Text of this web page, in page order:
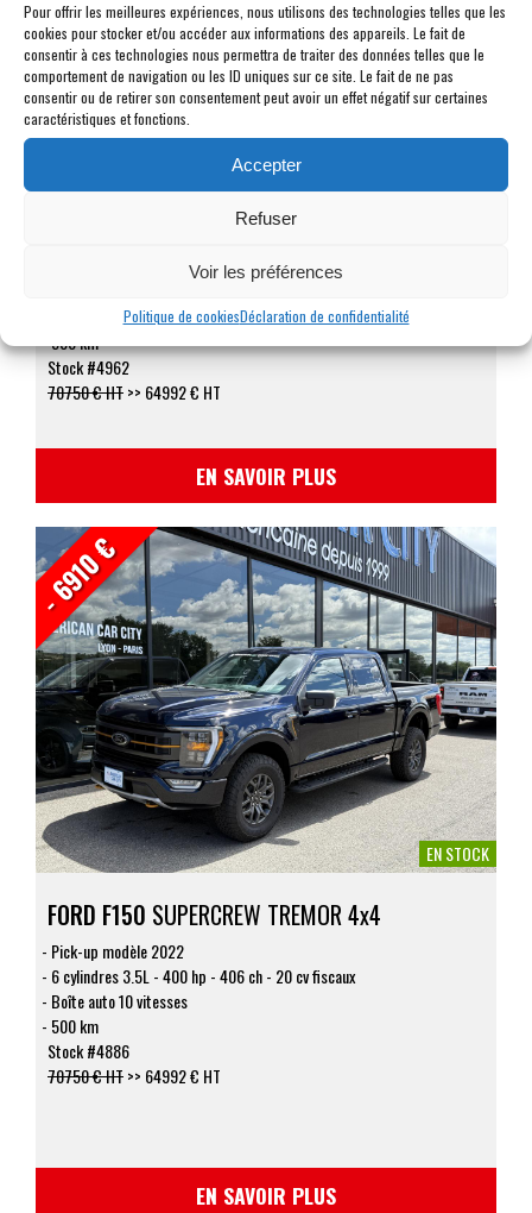
Pour offrir les meilleures expériences, nous utilisons des technologies telles que les
cookies pour stocker et/ou accéder aux informations des appareils. Le fait de
consentir à ces technologies nous permettra de traiter des données telles que le
comportement de navigation ou les ID uniques sur ce site. Le fait de ne pas
consentir ou de retirer son consentement peut avoir un effet négatif sur certaines
caractéristiques et fonctions.
Accepter
Refuser
Voir les préférences
Politique de cookiesDéclaration de confidentialité
EN STOCK
FORD F150TREMOR SUPERCREW V6 3,5L
Boîte auto 10 vitesses
500 km
Stock #4962
70750 € HT>> 64992 € HT
EN SAVOIR PLUS
- 6910 €
EN STOCK
FORD F150 SUPERCREW TREMOR 4x4
Pick-up modèle 2022
6 cylindres 3.5L - 400 hp - 406 ch - 20 cv fiscaux
Boîte auto 10 vitesses
500 km
Stock #4886
70750 € HT>> 64992 € HT
EN SAVOIR PLUS